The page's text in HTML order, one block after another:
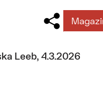
Leeb, 4.3.2026